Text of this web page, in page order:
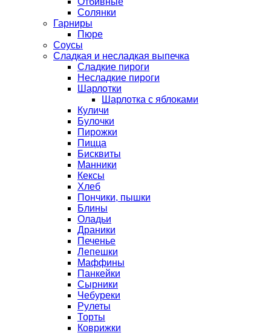
Солянки
Гарниры
Пюре
Соусы
Сладкая и несладкая выпечка
Сладкие пироги
Несладкие пироги
Шарлотки
Шарлотка с яблоками
Куличи
Булочки
Пирожки
Пицца
Бисквиты
Манники
Кексы
Хлеб
Пончики, пышки
Блины
Оладьи
Драники
Печенье
Лепешки
Маффины
Панкейки
Сырники
Чебуреки
Рулеты
Торты
Коврижки